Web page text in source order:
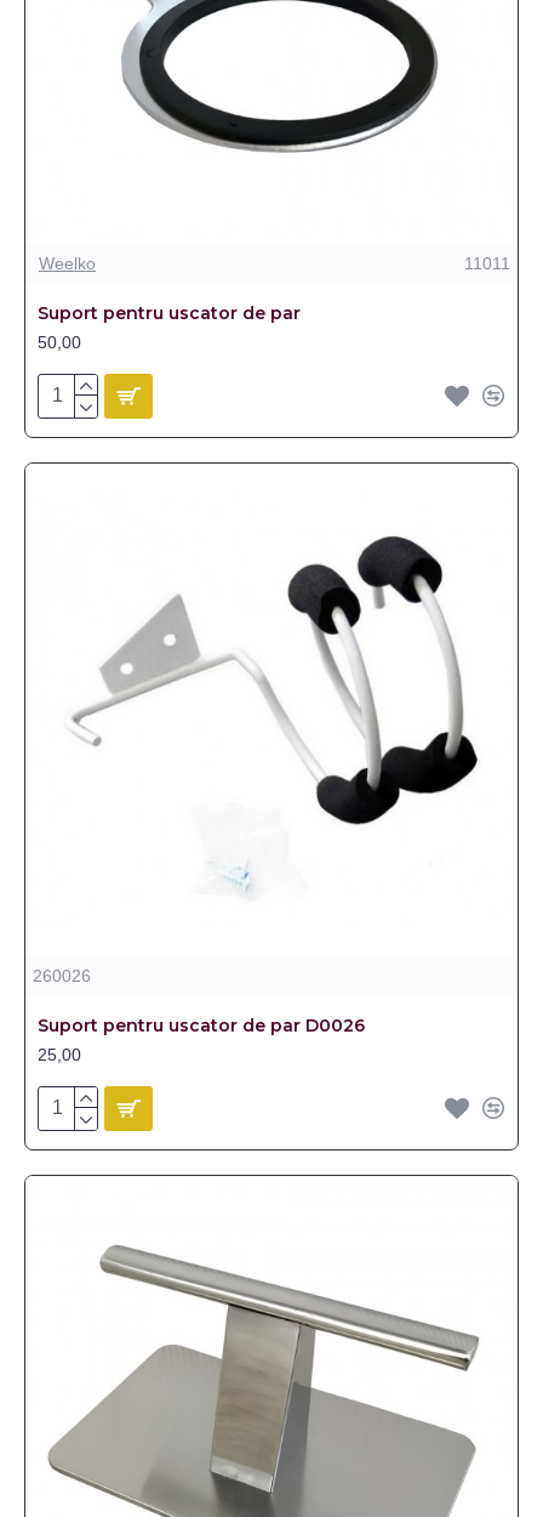
Weelko 11011
Suport pentru uscator de par
50,00
260026
Suport pentru uscator de par D0026
25,00